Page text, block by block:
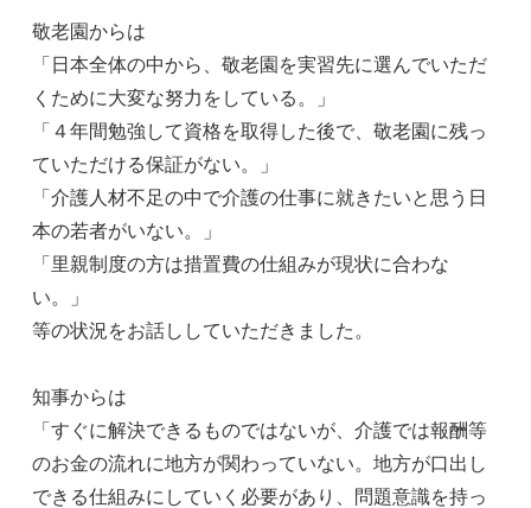
敬老園からは
「日本全体の中から、敬老園を実習先に選んでいただ
くために大変な努力をしている。」
「４年間勉強して資格を取得した後で、敬老園に残っ
ていただける保証がない。」
「介護人材不足の中で介護の仕事に就きたいと思う日
本の若者がいない。」
「里親制度の方は措置費の仕組みが現状に合わな
い。」
等の状況をお話ししていただきました。
知事からは
「すぐに解決できるものではないが、介護では報酬等
のお金の流れに地方が関わっていない。地方が口出し
できる仕組みにしていく必要があり、問題意識を持っ